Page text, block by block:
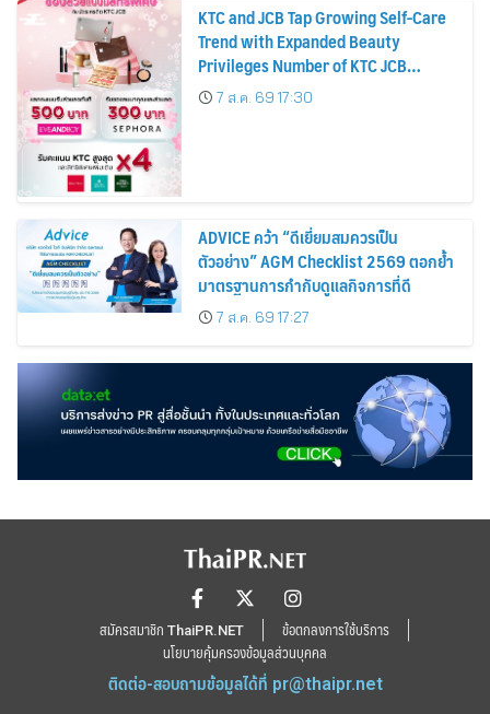
KTC and JCB Tap Growing Self-Care
Trend with Expanded Beauty
Privileges Number of KTC JCB
Cardmembers Spending on
Cosmetics Rises 26%
7 ส.ค. 69 17:30
ADVICE คว้า “ดีเยี่ยมสมควรเป็น
ตัวอย่าง” AGM Checklist 2569 ตอกย้ำ
มาตรฐานการกำกับดูแลกิจการที่ดี
7 ส.ค. 69 17:27
สมัครสมาชิก ThaiPR.NET
ข้อตกลงการใช้บริการ
นโยบายคุ้มครองข้อมูลส่วนบุคคล
ติดต่อ-สอบถามข้อมูลได้ที่ pr@thaipr.net